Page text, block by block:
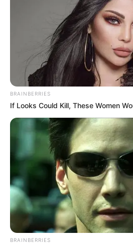
BRAINBERRIES
If Looks Could Kill, These Women
BRAINBERRIES